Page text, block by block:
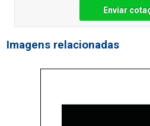
Enviar
Imagens relacionadas